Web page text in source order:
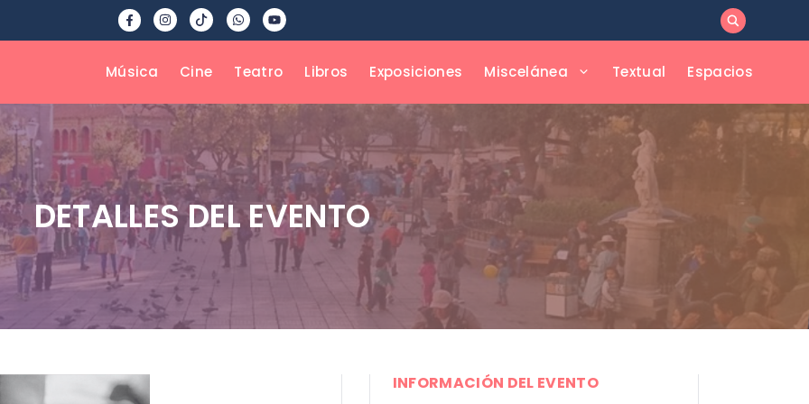
Música Cine Teatro Libros Exposiciones Miscelánea Textual Espacios
DETALLES DEL EVENTO
INFORMACIÓN DEL EVENTO